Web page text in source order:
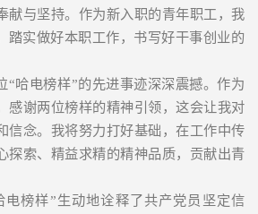
献与坚持。作为新入职的青年职工，我
踏实做好本职工作，书写好干事创业的
“哈电榜样”的先进事迹深深震撼。作为
感谢两位榜样的精神引领，这会让我对
信念。我将努力打好基础，在工作中传
探索、精益求精的精神品质，贡献出青
电榜样”生动地诠释了共产党员坚定信